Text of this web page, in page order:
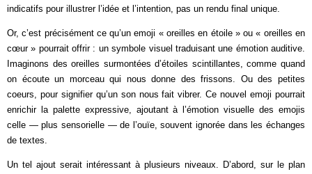
indicatifs pour illustrer l’idée et l’intention, pas un rendu final unique.
Or, c’est précisément ce qu’un emoji « oreilles en étoile » ou « oreilles en
cœur » pourrait offrir : un symbole visuel traduisant une émotion auditive.
Imaginons des oreilles surmontées d’étoiles scintillantes, comme quand
on écoute un morceau qui nous donne des frissons. Ou des petites
coeurs, pour signifier qu’un son nous fait vibrer. Ce nouvel emoji pourrait
enrichir la palette expressive, ajoutant à l’émotion visuelle des emojis
celle — plus sensorielle — de l’ouïe, souvent ignorée dans les échanges
de textes.
Un tel ajout serait intéressant à plusieurs niveaux. D’abord, sur le plan